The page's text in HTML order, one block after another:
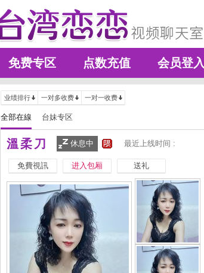
免费专区 点数充值 会员登入
业绩排行 一对多收费 一对一收费
全部在線 台妹专区
溫柔刀 休息中 最近上线时间 :
免費視訊 进入包厢 送礼